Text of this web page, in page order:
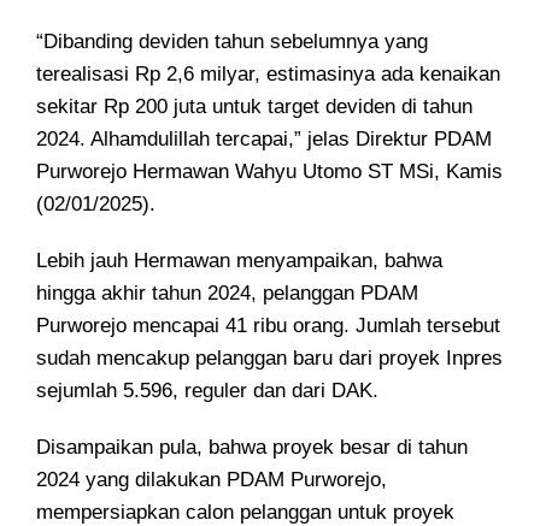
“Dibanding deviden tahun sebelumnya yang
terealisasi Rp 2,6 milyar, estimasinya ada kenaikan
sekitar Rp 200 juta untuk target deviden di tahun
2024. Alhamdulillah tercapai,” jelas Direktur PDAM
Purworejo Hermawan Wahyu Utomo ST MSi, Kamis
(02/01/2025).
Lebih jauh Hermawan menyampaikan, bahwa
hingga akhir tahun 2024, pelanggan PDAM
Purworejo mencapai 41 ribu orang. Jumlah tersebut
sudah mencakup pelanggan baru dari proyek Inpres
sejumlah 5.596, reguler dan dari DAK.
Disampaikan pula, bahwa proyek besar di tahun
2024 yang dilakukan PDAM Purworejo,
mempersiapkan calon pelanggan untuk proyek